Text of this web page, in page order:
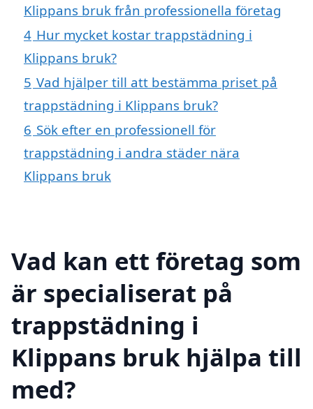
Klippans bruk från professionella företag
4 Hur mycket kostar trappstädning i
Klippans bruk?
5 Vad hjälper till att bestämma priset på
trappstädning i Klippans bruk?
6 Sök efter en professionell för
trappstädning i andra städer nära
Klippans bruk
Vad kan ett företag som
är specialiserat på
trappstädning i
Klippans bruk hjälpa till
med?